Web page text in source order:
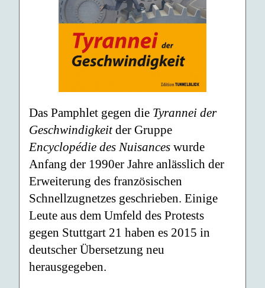
Das Pamphlet gegen die Tyrannei der
Geschwindigkeitder Gruppe
Encyclopédie des Nuisances wurde
Anfang der 1990er Jahre anlässlich der
Erweiterung des französischen
Schnellzugnetzes geschrieben. Einige
Leute aus dem Umfeld des Protests
gegen Stuttgart 21 haben es 2015 in
deutscher Übersetzung neu
herausgegeben.